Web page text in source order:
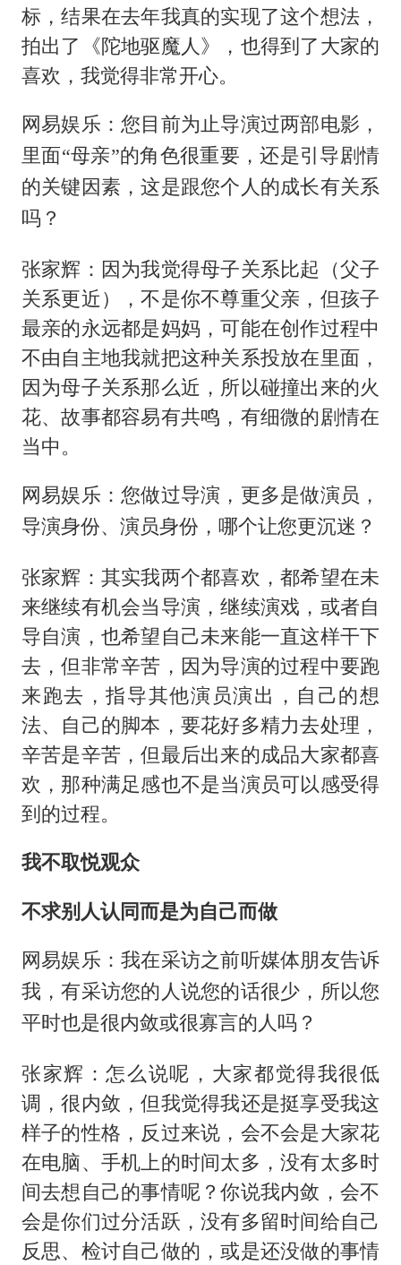
标，结果在去年我真的实现了这个想法，
拍出了《陀地驱魔人》，也得到了大家的
喜欢，我觉得非常开心。
网易娱乐：您目前为止导演过两部电影，
里面“母亲”的角色很重要，还是引导剧情
的关键因素，这是跟您个人的成长有关系
吗？
张家辉：因为我觉得母子关系比起（父子
关系更近），不是你不尊重父亲，但孩子
最亲的永远都是妈妈，可能在创作过程中
不由自主地我就把这种关系投放在里面，
因为母子关系那么近，所以碰撞出来的火
花、故事都容易有共鸣，有细微的剧情在
当中。
网易娱乐：您做过导演，更多是做演员，
导演身份、演员身份，哪个让您更沉迷？
张家辉：其实我两个都喜欢，都希望在未
来继续有机会当导演，继续演戏，或者自
导自演，也希望自己未来能一直这样干下
去，但非常辛苦，因为导演的过程中要跑
来跑去，指导其他演员演出，自己的想
法、自己的脚本，要花好多精力去处理，
辛苦是辛苦，但最后出来的成品大家都喜
欢，那种满足感也不是当演员可以感受得
到的过程。
我不取悦观众
不求别人认同而是为自己而做
网易娱乐：我在采访之前听媒体朋友告诉
我，有采访您的人说您的话很少，所以您
平时也是很内敛或很寡言的人吗？
张家辉：怎么说呢，大家都觉得我很低
调，很内敛，但我觉得我还是挺享受我这
样子的性格，反过来说，会不会是大家花
在电脑、手机上的时间太多，没有太多时
间去想自己的事情呢？你说我内敛，会不
会是你们过分活跃，没有多留时间给自己
反思、检讨自己做的，或是还没做的事情